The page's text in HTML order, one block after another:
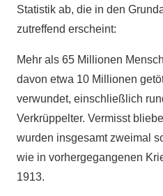
Statistik ab, die in den
zutreffend erscheint:
Mehr als 65 Millionen
davon etwa 10 Millionen
verwundet, einschließlich
Verkrüppelter. Vermisst
wurden insgesamt zweimal
wie in vorhergegangenen
1913.